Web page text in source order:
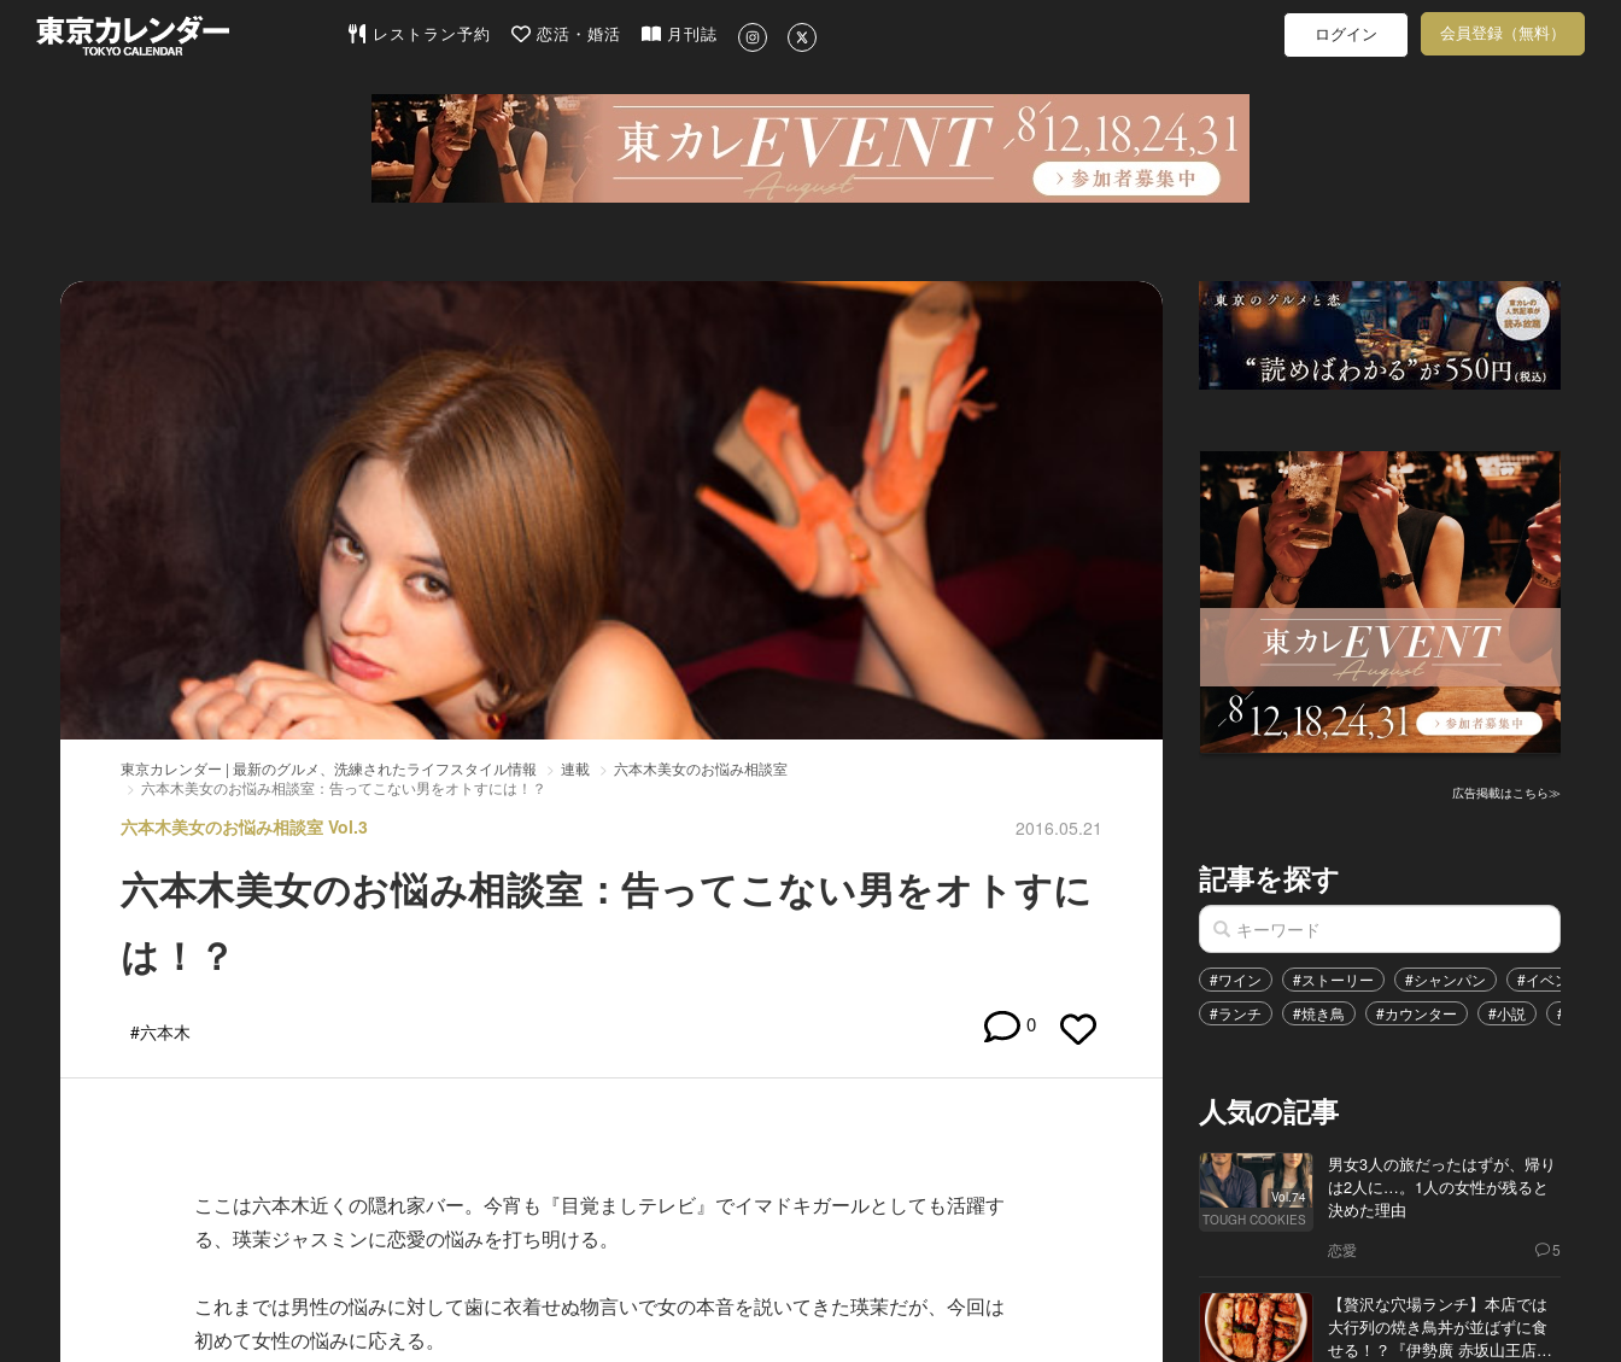
東京カレンダー | 最新のグルメ、洗練されたライフスタイル情報
レストラン予約 恋活・婚活 月刊誌 ログイン 会員登録（無料）
東京カレンダー | 最新のグルメ、洗練されたライフスタイル情報 連載
六本木美女のお悩み相談室
六本木美女のお悩み相談室：告ってこない男をオトすには！？
六本木美女のお悩み相談室 Vol.3 2016.05.21
六本木美女のお悩み相談室：告ってこない男をオトすに
は！？
#六本木 0
ここは六本木近くの隠れ家バー。今宵も『目覚ましテレビ』でイマドキガールとしても活躍す
る、瑛茉ジャスミンに恋愛の悩みを打ち明ける。
これまでは男性の悩みに対して歯に衣着せぬ物言いで女の本音を説いてきた瑛茉だが、今回は
初めて女性の悩みに応える。
広告掲載はこちら≫
記事を探す
#ワイン #ストーリー #シャンパン #イベント
#ランチ
#焼き鳥 #カウンター #小説 #恋愛
人気の記事
Vol.74
TOUGH COOKIES
男女3人の旅だったはずが、帰り
は2人に…。1人の女性が残ると
決めた理由
恋愛 5
【贅沢な穴場ランチ】本店では
大行列の焼き鳥丼が並ばずに食
せる！？『伊勢廣 赤坂山王店』